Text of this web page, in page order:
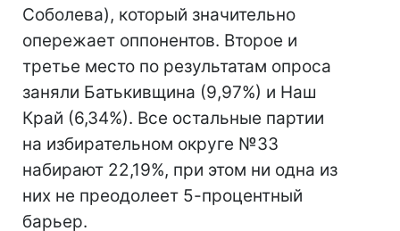
Соболева), который значительно
опережает оппонентов. Второе и
третье место по результатам опроса
заняли Батькивщина (9,97%) и Наш
Край (6,34%). Все остальные партии
на избирательном округе №33
набирают 22,19%, при этом ни одна из
них не преодолеет 5-процентный
барьер.